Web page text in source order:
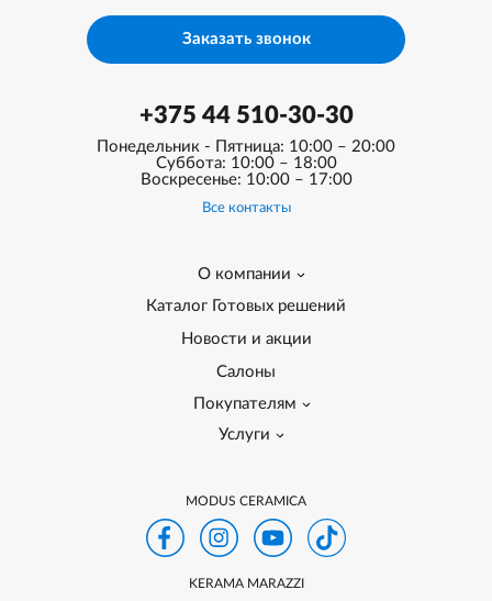
+375 44 510-30-30
Понедельник - Пятница: 10:00 – 20:00
Суббота: 10:00 – 18:00
Воскресенье: 10:00 – 17:00
Все контакты
О компании
Каталог Готовых решений
Новости и акции
Салоны
Покупателям
Услуги
Заказать звонок
MODUS CERAMICA
KERAMA MARAZZI